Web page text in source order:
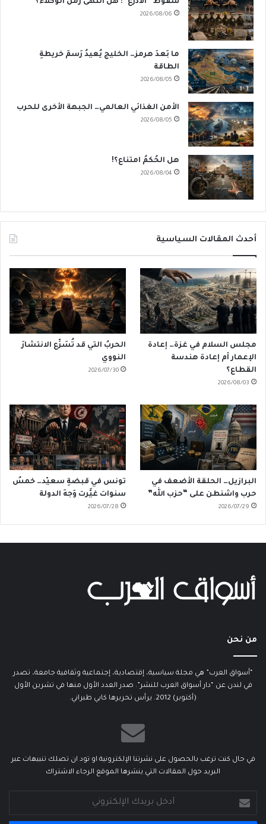
2026/08/06
ما بَعدَ هرمز… الخليج يُعيدُ رَسمَ خريطةِ
الطاقة
2026/08/05
الأمن الغذائي العالمي… الجبهة الأخرى للحرب
2026/08/05
هل الحُكمُ امتناع؟!
2026/08/04
أحدث المقالات السياسية
مجلس السلام في غزة… إعادة
الإعمار أم إعادة هندسة
القطاع؟
2026/08/03
الحربُ التي قد تُسَرِّع الانتشارَ
النووي
2026/07/30
البرازيل… الحلقة الأضعف في
حرب واشنطن على “حزب الله”
2026/07/29
تونس في قبضةِ سعيّد… خمسُ
سنوات غيَّرت وَجهَ الدولة
2026/07/28
من نحن
“أسواق العرب” هي مجلة سياسية، إقتصادية، إجتماعية وثقافية جامعة، تصدر
في لندن عن “دار أسواق العرب للنشر”. صدر العدد الأول منها في تشرين الأول
(أكتوبر) 2012. يرأس تحريرها كابي طبراني.
في حال كنت ترغب بالحصول على نشرتنا الإلكترونية او تود ان تصلك تنبيهات عبر
البريد حول المقالات التي ينشرها الموقع الرجاء الاشتراك
بريدك
الإلكتروني